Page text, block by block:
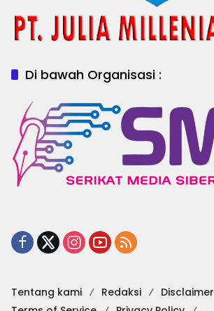
Di bawah Organisasi :
Tentang kami Redaksi Disclaimer